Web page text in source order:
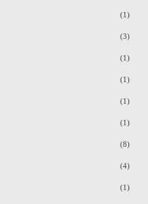
(1)
(3)
(1)
(1)
(1)
(1)
(8)
(4)
(1)